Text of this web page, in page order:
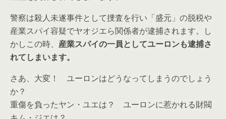
警察は殺人未遂事件として捜査を行い「盛元」の脱税や
産業スパイ容疑でヤオジエら関係者が逮捕されます。し
かしこの時、 産業スパイの一員としてユーロンも逮捕さ
れてしまいます。
さあ、大変！ ユーロンはどうなってしまうのでしょう
か？
重傷を負ったヤン・ユエは？ ユーロンに惹かれる財閥